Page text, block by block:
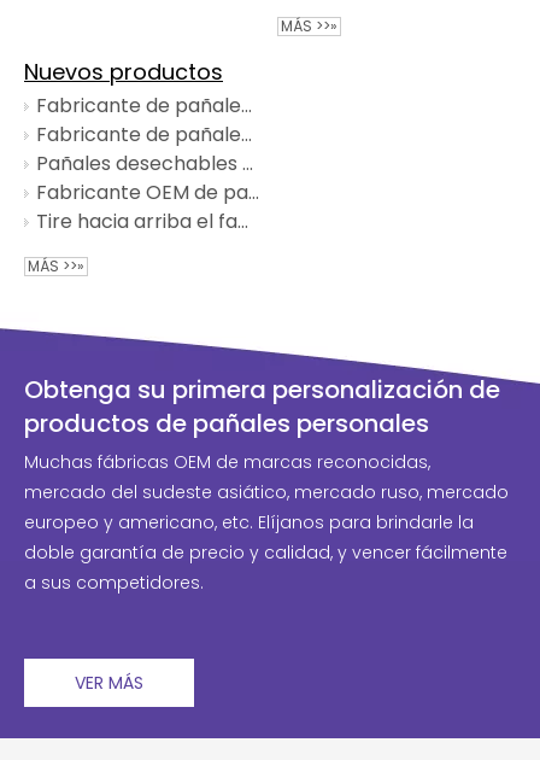
MÁS >>»
Nuevos productos
Fabricante de pañales desechables para bebés OEM
Fabricante de pañales personalizados para bebés
Pañales desechables ultrafinos al por mayor
Fabricante OEM de pañales para bebés de primera calidad
Tire hacia arriba el fabricante de pañales biodegradables para bebés
MÁS >>»
Obtenga su primera personalización de
productos de pañales personales
Muchas fábricas OEM de marcas reconocidas,
mercado del sudeste asiático, mercado ruso, mercado
europeo y americano, etc. Elíjanos para brindarle la
doble garantía de precio y calidad, y vencer fácilmente
a sus competidores.
VER MÁS